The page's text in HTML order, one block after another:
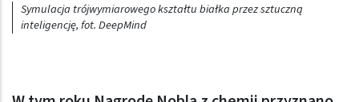
Symulacja trójwymiarowego kształtu białka przez sztuczną
inteligencję, fot. DeepMind